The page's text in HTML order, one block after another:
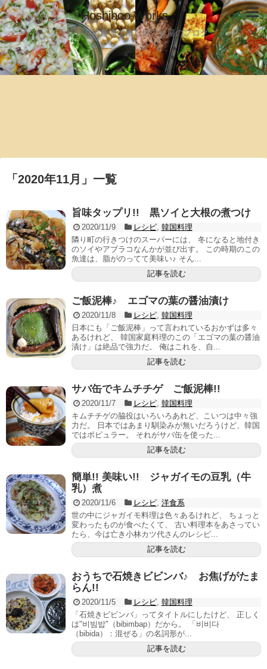
Hoshiboo Works
手作りと地産地消推し何でも屋のブログ
「 2020年11月 」 一覧
旨味タップリ!! 黒ソイと大根の煮つけ
2020/11/9 レシピ, 韓国料理
隣り町の行きつけのスーパーには、 冬になると地付き
のソイやアブラコなんかが並び出す。 この時期のこの
魚達は、脂がのってて美味い♪ そん...
記事を読む
ご飯泥棒♪ エゴマの葉の醤油漬け
2020/11/8 レシピ, 韓国料理
日本にも「ご飯泥棒」って言われているおかずは多々
あるけれど、 韓国家庭料理のこの「エゴマの葉の醤油
漬け」は絶品で強力だ。 俺はこれを、自...
記事を読む
サバ缶でキムチチゲ ご飯泥棒!!
2020/11/7 レシピ, 韓国料理
キムチチゲの脇役はいろいろあれど、こいつは中々強
力だ。 日本ではあまり馴染みが無いだろうけど、韓国
ではポピュラー。 それがサバ缶を使った...
記事を読む
簡単!! 美味い!! ジャガイモの豆乳（牛
乳）煮
2020/11/6 レシピ, 洋食系
世の中にジャガイモ料理は色々あるけれど、 ちょっと
変わったものが食べたくて、 古い料理本をあさってい
たら、今は亡き小林カツ代さんのレシピ...
記事を読む
おうちで石焼きビビンバ♪ お焦げがたま
らん!!
2020/11/5 レシピ, 韓国料理
「石焼きビビンバ」ってタイトルにしたけど、 正しく
は"비빔밥"（bibimbap）だから。 「비비다
（bibida）：混ぜる」の名詞形が...
記事を読む